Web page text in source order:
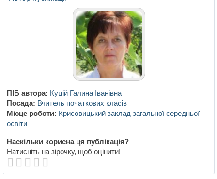
ПІБ автора: Куцій Галина Іванівна
Посада: Вчитель початкових класів
Місце роботи: Крисовицький заклад загальної середньої
освіти
Наскільки корисна ця публікація?
Натисніть на зірочку, щоб оцінити!